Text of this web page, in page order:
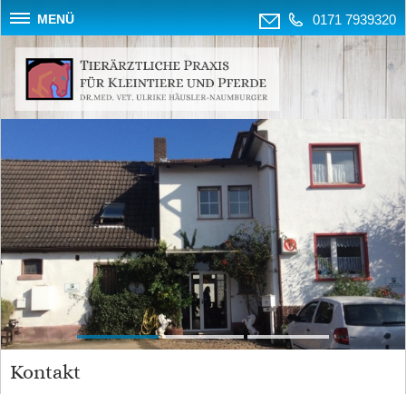
0171 7939320
MENÜ
Kontakt